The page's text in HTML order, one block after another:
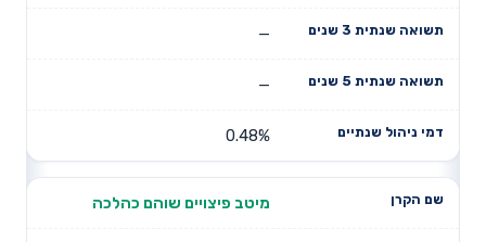
שנים
—
—
0.48%
מיטב פיצויים שוהם כהלכה